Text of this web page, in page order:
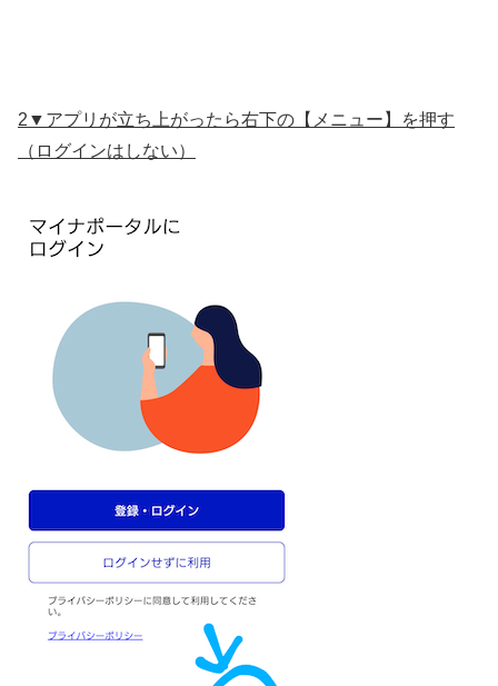
2▼アプリが立ち上がったら右下の【メニュー】を押す
（ログインはしない）